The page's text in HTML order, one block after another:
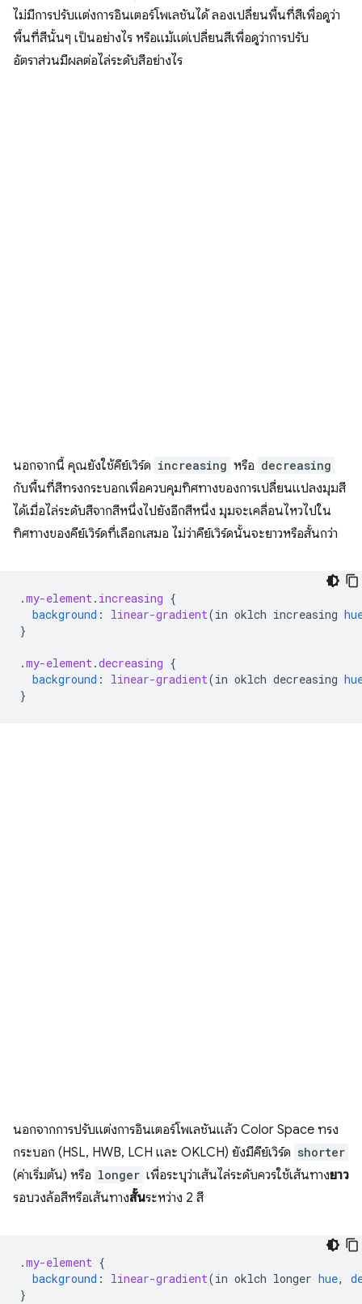
ไม่มีการปรับแต่งการอินเตอร์โพเลชันได้ ลองเปลี่ยนพื้นที่สีเพื่อดูว่า
พื้นที่สีนั้นๆ เป็นอย่างไร หรือแม้แต่เปลี่ยนสีเพื่อดูว่าการปรับ
อัตราส่วนมีผลต่อไล่ระดับสีอย่างไร
นอกจากนี้ คุณยังใช้คีย์เวิร์ด increasing หรือ decreasing
กับพื้นที่สีทรงกระบอกเพื่อควบคุมทิศทางของการเปลี่ยนแปลงมุมสี
ได้เมื่อไล่ระดับสีจากสีหนึ่งไปยังอีกสีหนึ่ง มุมจะเคลื่อนไหวไปใน
ทิศทางของคีย์เวิร์ดที่เลือกเสมอ ไม่ว่าคีย์เวิร์ดนั้นจะยาวหรือสั้นกว่า
.my-element. increasing {
background : linear-gradient(in oklch increasing
}
.my-element.decreasing {
background : linear-gradient(in oklch decreasing
}
นอกจากการปรับแต่งการอินเตอร์โพเลชันแล้ว Color Space ทรง
กระบอก (HSL, HWB, LCH และ OKLCH) ยังมีคีย์เวิร์ด shorter
(ค่าเริ่มต้น) หรือ longer เพื่อระบุว่าเส้นไล่ระดับควรใช้เส้นทางยาว
รอบวงล้อสีหรือเส้นทางสั้นระหว่าง 2 สี
.my-element {
background : linear-gradient(in oklch longer hue,
}